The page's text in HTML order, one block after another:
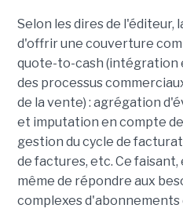
Selon les dires de l'éditeur,
d'offrir une couverture
quote-to-cash (intégration
des processus
de la vente) : agrégation
et imputation en compte
gestion du cycle de
de factures, etc. Ce faisant,
même de répondre aux
complexes d'abonnements